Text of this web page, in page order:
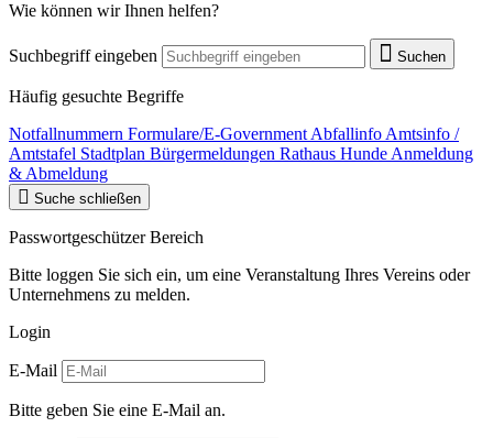
Wie können wir Ihnen helfen?
Suchbegriff eingeben Suchen
Häufig gesuchte Begriffe
Notfallnummern Formulare/E-Government Abfallinfo Amtsinfo /
Amtstafel Stadtplan Bürgermeldungen Rathaus Hunde Anmeldung
& Abmeldung
Suche schließen
Passwortgeschützer Bereich
Bitte loggen Sie sich ein, um eine Veranstaltung Ihres Vereins oder
Unternehmens zu melden.
Login
E-Mail
Bitte geben Sie eine E-Mail an.